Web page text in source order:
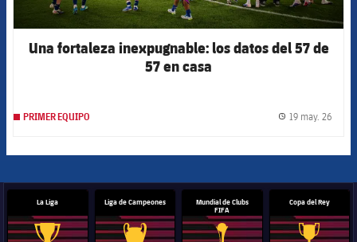
Una fortaleza inexpugnable: los datos del 57 de
57 en casa
PRIMER EQUIPO 19 may. 26
La Liga Liga de Campeones
Mundial de Clubs
FIFA
Copa del Rey